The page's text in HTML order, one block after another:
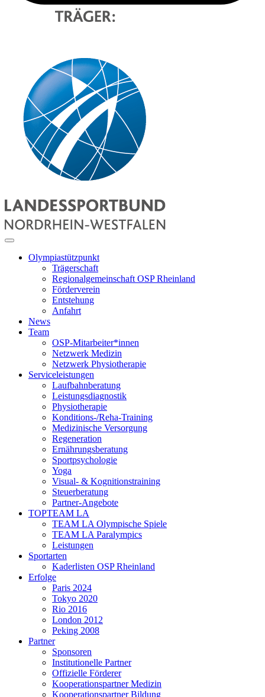
Olympiastützpunkt
Trägerschaft
Regionalgemeinschaft OSP Rheinland
Förderverein
Entstehung
Anfahrt
News
Team
OSP-Mitarbeiter*innen
Netzwerk Medizin
Netzwerk Physiotherapie
Serviceleistungen
Laufbahnberatung
Leistungsdiagnostik
Physiotherapie
Konditions-/Reha-Training
Medizinische Versorgung
Regeneration
Ernährungsberatung
Sportpsychologie
Yoga
Visual- & Kognitionstraining
Steuerberatung
Partner-Angebote
TOPTEAM LA
TEAM LA Olympische Spiele
TEAM LA Paralympics
Leistungen
Sportarten
Kaderlisten OSP Rheinland
Erfolge
Paris 2024
Tokyo 2020
Rio 2016
London 2012
Peking 2008
Partner
Sponsoren
Institutionelle Partner
Offizielle Förderer
Kooperationspartner Medizin
Kooperationspartner Bildung